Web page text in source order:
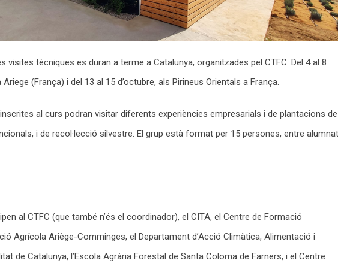
visites tècniques es duran a terme a Catalunya, organitzades pel CTFC. Del 4 al 8
(França) i del 13 al 15 d’octubre, als Pirineus Orientals a França.
al curs podran visitar diferents experiències empresarials i de plantacions de
i de recol·lecció silvestre. El grup està format per 15 persones, entre
al CTFC (que també n’és el coordinador), el CITA, el Centre de Formació
Agrícola Ariège-Comminges, el Departament d’Acció Climàtica, Alimentació i
de Catalunya, l’Escola Agrària Forestal de Santa Coloma de Farners, i el Centre